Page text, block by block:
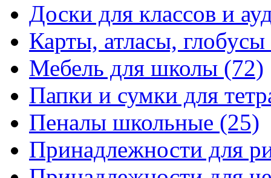
Доски для классов и
Карты, атласы, глобусы
Мебель для школы (72)
Папки и сумки для
Пеналы школьные (25)
Принадлежности для